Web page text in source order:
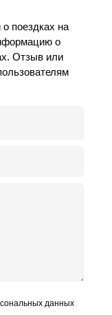
поездках на
о
Отзыв или
данных